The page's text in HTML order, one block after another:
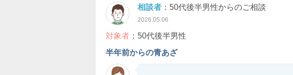
相談者 ：50代後半男性からのご相談
2026.05.06
対象者 ：50代後半男性
半年前からの青あざ